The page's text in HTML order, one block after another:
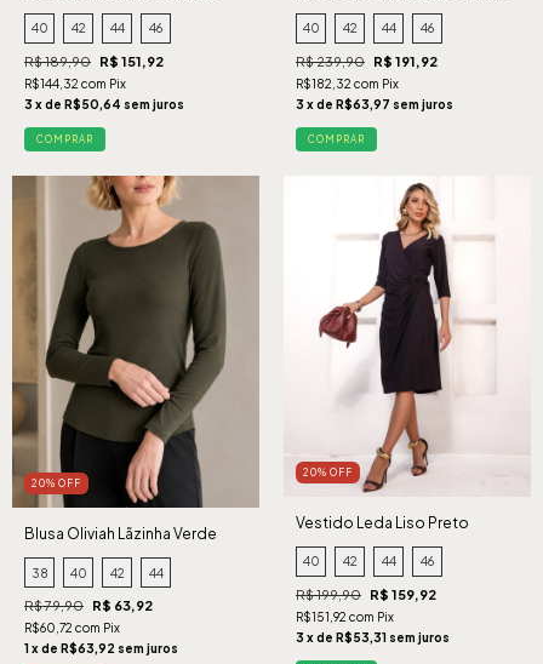
Verde
40 42 44 46
R$ 189,90 R$ 151,92
R$144,32 com Pix
3 x de R$50,64 sem juros
COMPRAR
40 42 44 46
R$ 239,90 R$ 191,92
R$182,32 com Pix
3 x de R$63,97 sem juros
COMPRAR
20% OFF
Blusa Oliviah Lãzinha Verde
38 40 42 44
R$ 79,90 R$ 63,92
R$60,72 com Pix
1 x de R$63,92 sem juros
20% OFF
Vestido Leda Liso Preto
40 42 44 46
R$ 199,90 R$ 159,92
R$151,92 com Pix
3 x de R$53,31 sem juros